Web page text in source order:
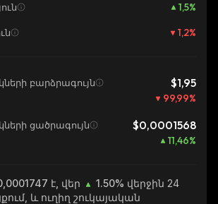
1,5%
1,2%
բարձրագույն $1,95
99,99%
ցածրագույն $0,0001568
11,46%
է, վեր 1.50% վերջին 24
և ուղիղ շուկայական